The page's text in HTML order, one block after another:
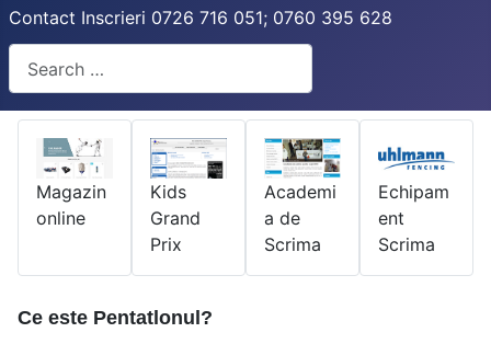
Contact Inscrieri 0726 716 051; 0760 395 628
Magazin
online
Kids
Grand
Prix
Academi
a de
Scrima
Echipam
ent
Scrima
Ce este Pentatlonul?